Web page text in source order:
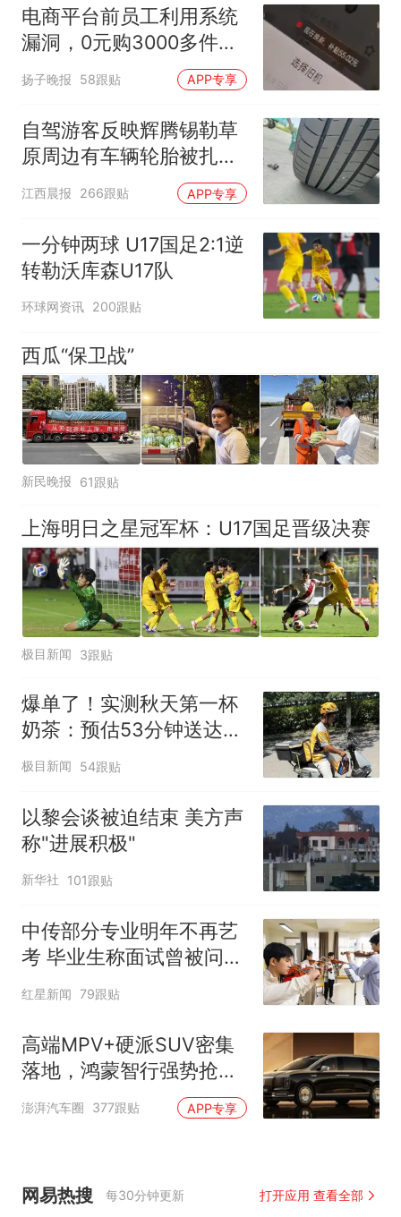
电商平台前员工利用系统
漏洞，0元购3000多件家
电！
扬子晚报 58跟贴 APP专享
自驾游客反映辉腾锡勒草
原周边有车辆轮胎被扎，
修理店铺换胎价格高达千
元，官方发布情况通报
江西晨报 266跟贴 APP专享
一分钟两球 U17国足2:1逆
转勒沃库森U17队
环球网资讯 200跟贴
西瓜“保卫战”
新民晚报 61跟贴
上海明日之星冠军杯：U17国足晋级决赛
极目新闻 3跟贴
爆单了！实测秋天第一杯
奶茶：预估53分钟送达，
实际耗时92分钟
极目新闻 54跟贴
以黎会谈被迫结束 美方声
称"进展积极"
新华社 101跟贴
中传部分专业明年不再艺
考 毕业生称面试曾被问
“如何策划晚会” 专家：遏
红星新闻 79跟贴
高端MPV+硬派SUV密集
落地，鸿蒙智行强势抢占
自主高端市场制高点
澎湃汽车圈 377跟贴 APP专享
网易热搜 每30分钟更新 打开应用 查看全部